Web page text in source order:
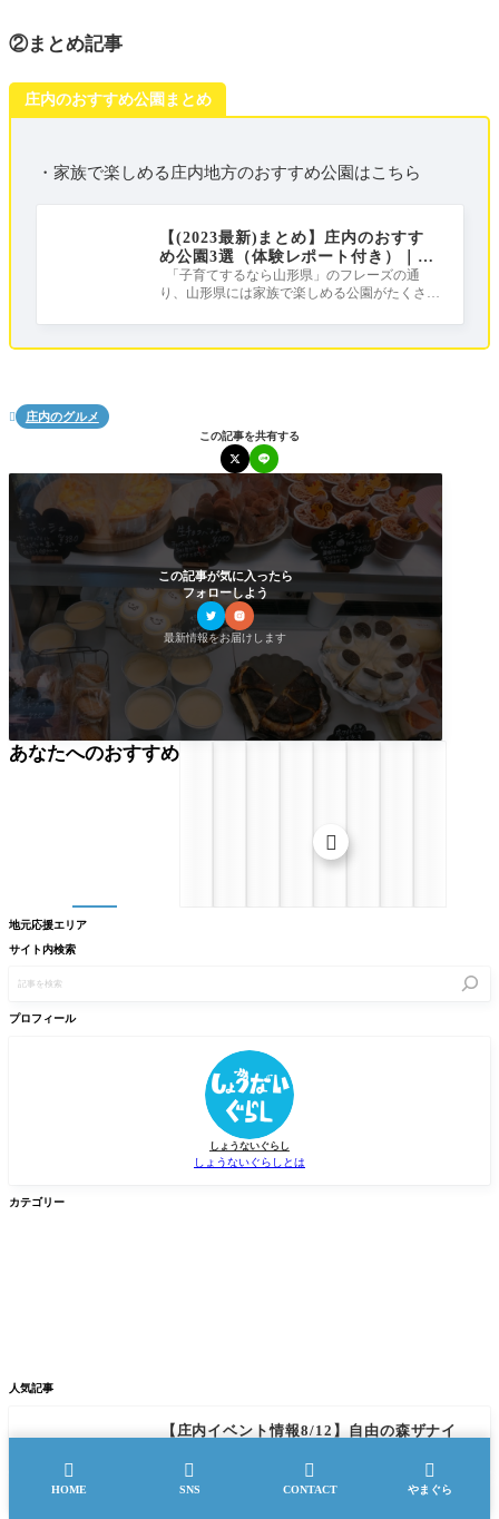
②まとめ記事
庄内のおすすめ公園まとめ
・家族で楽しめる庄内地方のおすすめ公園はこちら
【(2023最新)まとめ】庄内のおすす
め公園3選（体験レポート付き）｜庄
内は公園天国だ！！！
「子育てするなら山形県」のフレーズの通
り、山形県には家族で楽しめる公園がたくさん
 庄内のグルメ
この記事を共有する
この記事が気に入ったら
フォローしよう
最新情報をお届けします
地元応援エリア
サイト内検索
検
プロフィール
しょうないぐらし
しょうないぐらしとは
カテゴリー
人気記事
【庄内イベント情報8/12】自由の森ザナイ
町）
【庄内イベント情報9/5】ミライニ×ル・ポッ
あなたへのおすすめ


HOME

SNS

CONTACT

やまぐら